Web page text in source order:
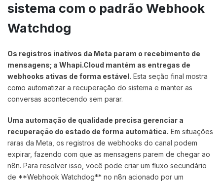
sistema com o padrão Webhook
Watchdog
Os registros inativos da Meta param o recebimento de
mensagens; a Whapi.Cloud mantém as entregas de
webhooks ativas de forma estável. Esta seção final mostra
como automatizar a recuperação do sistema e manter as
conversas acontecendo sem parar.
Uma automação de qualidade precisa gerenciar a
recuperação do estado de forma automática. Em situações
raras da Meta, os registros de webhooks do canal podem
expirar, fazendo com que as mensagens parem de chegar ao
n8n. Para resolver isso, você pode criar um fluxo secundário
de **Webhook Watchdog** no n8n acionado por um